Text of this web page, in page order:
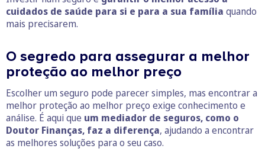
cuidados de saúde para si e para a sua família quando
mais precisarem.
O segredo para assegurar a melhor
proteção ao melhor preço
Escolher um seguro pode parecer simples, mas encontrar a
melhor proteção ao melhor preço exige conhecimento e
análise. É aqui que um mediador de seguros, como o
Doutor Finanças, faz a diferença, ajudando a encontrar
as melhores soluções para o seu caso.